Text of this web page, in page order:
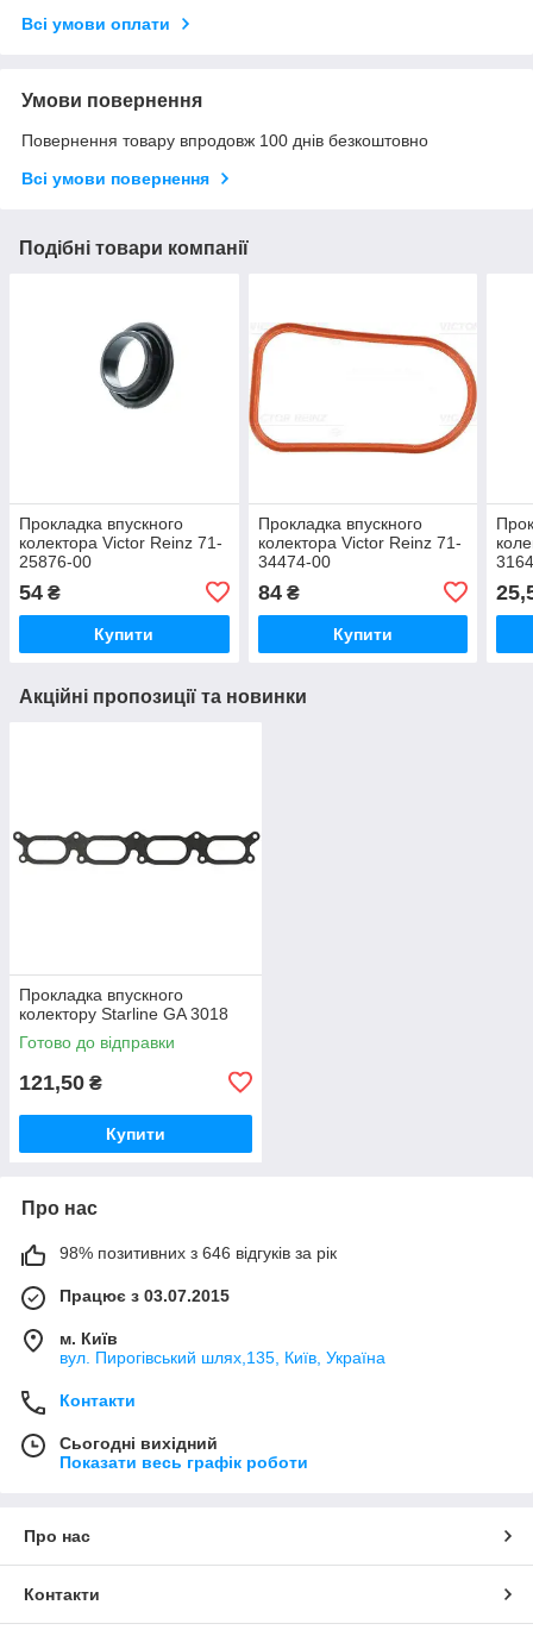
Всі умови оплати
Умови повернення
Повернення товару впродовж 100 днів безкоштовно
Всі умови повернення
Подібні товари компанії
Прокладка впускного
колектора Victor Reinz 71-
25876-00
54 ₴
Купити
Прокладка впускного
колектора Victor Reinz 71-
34474-00
84₴
Купити
Акційні пропозиції та новинки
Прокладка впускного
колектору Starline GA 3018
Готово до відправки
121,50 ₴
Купити
Про нас
98% позитивних з 646 відгуків за рік
Працює з 03.07.2015
м. Київ
вул. Пирогівський шлях,135, Київ, Україна
Контакти
Сьогодні вихідний
Показати весь графік роботи
Про нас
Контакти